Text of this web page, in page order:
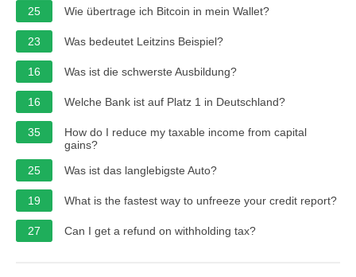
25 Wie übertrage ich Bitcoin in mein Wallet?
23 Was bedeutet Leitzins Beispiel?
16 Was ist die schwerste Ausbildung?
16 Welche Bank ist auf Platz 1 in Deutschland?
35
How do I reduce my taxable income from capital
gains?
25
Was ist das langlebigste Auto?
19 What is the fastest way to unfreeze your credit report?
27 Can I get a refund on withholding tax?